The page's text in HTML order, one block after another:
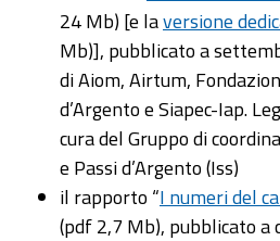
24 Mb) [e laversione
Mb)], pubblicato a
di Aiom, Airtum,
d’Argento e Siapec-Iap.
cura del Gruppo di
e Passi d’Argento (Iss)
il rapporto “I numeri del
(pdf 2,7 Mb), pubblicato a